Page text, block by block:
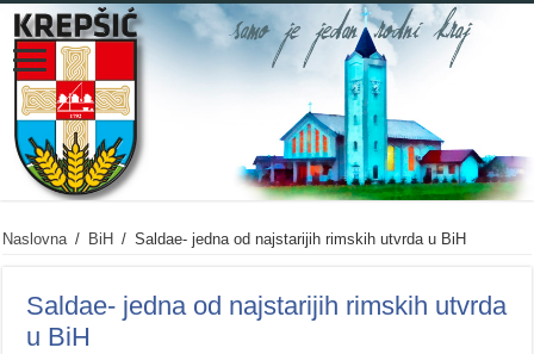
Naslovna / BiH / Saldae- jedna od najstarijih rimskih utvrda u BiH
Saldae- jedna od najstarijih rimskih utvrda
u BiH